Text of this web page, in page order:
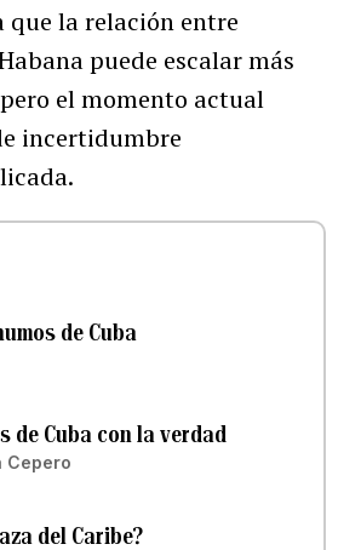
que la relación entre
puede escalar más
el momento actual
incertidumbre
de Cuba
de Cuba con la verdad
Cepero
del Caribe?